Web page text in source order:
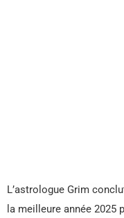
L’astrologue Grim
la meilleure année 2025